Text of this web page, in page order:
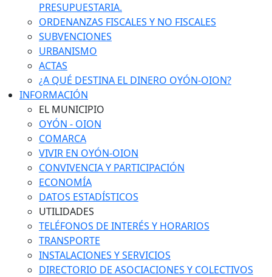
PRESUPUESTARIA.
ORDENANZAS FISCALES Y NO FISCALES
SUBVENCIONES
URBANISMO
ACTAS
¿A QUÉ DESTINA EL DINERO OYÓN-OION?
INFORMACIÓN
EL MUNICIPIO
OYÓN - OION
COMARCA
VIVIR EN OYÓN-OION
CONVIVENCIA Y PARTICIPACIÓN
ECONOMÍA
DATOS ESTADÍSTICOS
UTILIDADES
TELÉFONOS DE INTERÉS Y HORARIOS
TRANSPORTE
INSTALACIONES Y SERVICIOS
DIRECTORIO DE ASOCIACIONES Y COLECTIVOS